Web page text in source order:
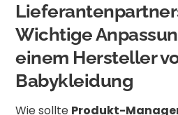
Wichtige
einem Hersteller
Babykleidung
Wie sollte Produkt-